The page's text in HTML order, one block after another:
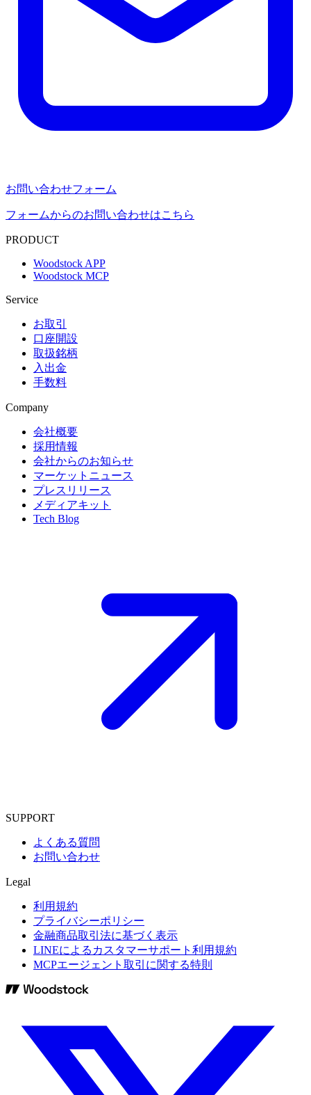
お問い合わせフォーム
フォームからのお問い合わせはこちら
PRODUCT
Woodstock APP
Woodstock MCP
Service
お取引
口座開設
取扱銘柄
入出金
手数料
Company
会社概要
採用情報
会社からのお知らせ
マーケットニュース
プレスリリース
メディアキット
Tech Blog
SUPPORT
よくある質問
お問い合わせ
Legal
利用規約
プライバシーポリシー
金融商品取引法に基づく表示
LINEによるカスタマーサポート利用規約
MCPエージェント取引に関する特則